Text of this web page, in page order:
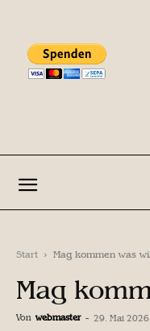
Start Mag kommen was
Mag
Von webmaster - 29. Mai 2026